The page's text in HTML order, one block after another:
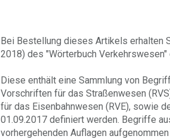
Bei Bestellung dieses Artikels erhalten
2018) des "Wörterbuch Verkehrswesen"
Diese enthält eine Sammlung von
Vorschriften für das Straßenwesen
für das Eisenbahnwesen (RVE), sowie
01.09.2017 definiert werden. Begriffe
vorhergehenden Auflagen